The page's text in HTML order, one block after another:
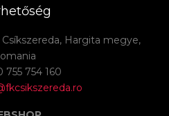
Hargita megye,
755 754 160